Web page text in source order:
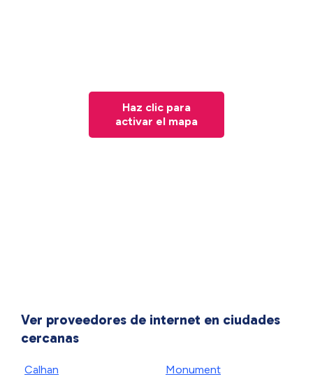
Haz clic para
activar el mapa
Ver proveedores de internet en ciudades
cercanas
Calhan
Monument